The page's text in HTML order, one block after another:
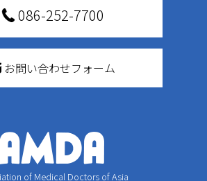
086-252-7700
お問い合わせフォーム
of Medical Doctors of Asia